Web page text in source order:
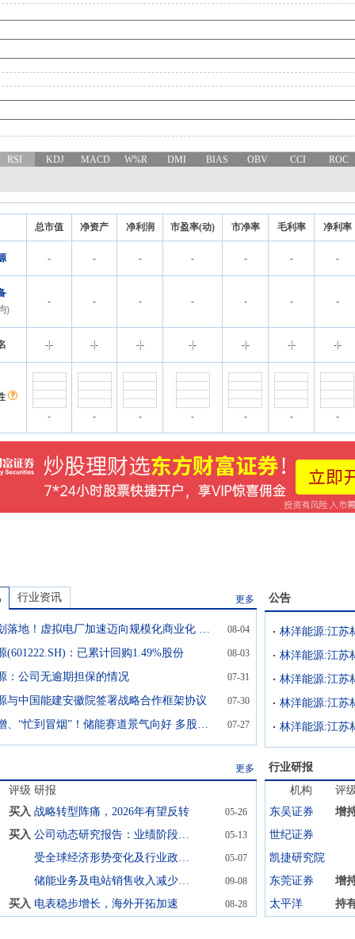
RSI KDJ MACD W%R DMI BIAS OBV CCI ROC
总市值 净资产 净利润 市盈率(动) 市净率 毛利率 净利率
- - - - - - -
)
- - - - - - -
-- -- -|- -- -|- -|- -|-
-
- - - - - -
行业资讯 更多
重磅规划落地！虚拟电厂加速迈向规模化商业化 多股业绩倍增可期(名单) 08-04
(601222.SH)：已累计回购1.49%股份 08-03
：公司无逾期担保的情况 07-31
与中国能建安徽院签署战略合作框架协议 07-30
订单暴增、“忙到冒烟”！储能赛道景气向好 多股业绩有望倍增 07-27
公告
更多
评级 研报
买入 战略转型阵痛，2026年有望反转 05-26
买入 公司动态研究报告：业绩阶段性调整，储能有望开启规模化发展 05-13
受全球经济形势变化及行业政策等因素影响，公司业绩短期承压 05-07
储能业务及电站销售收入减少致业绩承压，积极布局海外市场 09-08
买入 电表稳步增长，海外开拓加速 08-28
行业研报
机构
评
东吴证券
增
世纪证券
凯捷研究院
东莞证券
增
太平洋
持